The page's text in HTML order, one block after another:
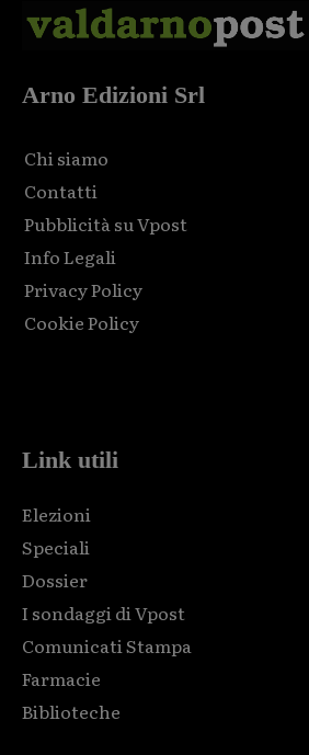
Arno Edizioni Srl
Chi siamo
Contatti
Pubblicità su Vpost
Info Legali
Privacy Policy
Cookie Policy
Link utili
Elezioni
Speciali
Dossier
I sondaggi di Vpost
Comunicati Stampa
Farmacie
Biblioteche